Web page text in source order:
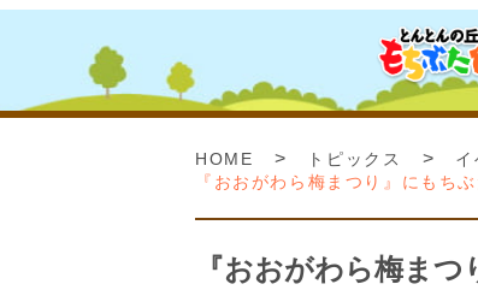
HOME > トピックス > イ
『おおがわら梅まつり』にもち
『おおがわら梅ま